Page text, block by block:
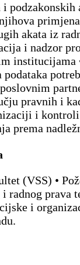
i
akata iz
i nadzor
institucijama
pravnih i
i
prema
(VSS) •
radnog prava
i